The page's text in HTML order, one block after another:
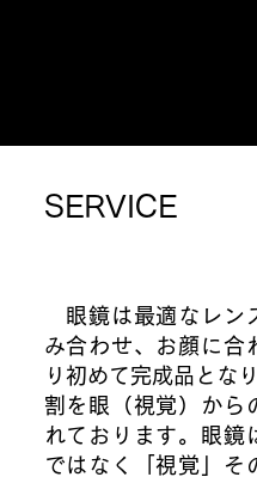
SERVICE
眼鏡は最適なレン
み合わせ、お顔に合
り初めて完成品とな
割を眼（視覚）から
れております。眼鏡
ではなく「視覚」そ